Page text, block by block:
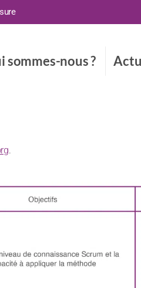
sommes-nous ?
.